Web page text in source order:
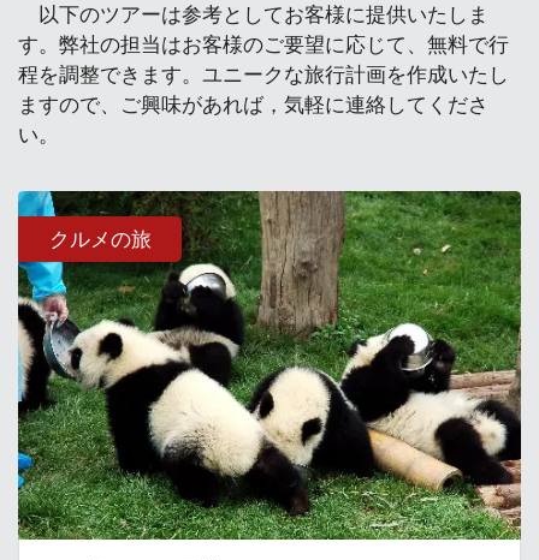
以下のツアーは参考としてお客様に提供いたしま
す。弊社の担当はお客様のご要望に応じて、無料で行
程を調整できます。ユニークな旅行計画を作成いたし
ますので、ご興味があれば，気軽に連絡してくださ
い。
クルメの旅